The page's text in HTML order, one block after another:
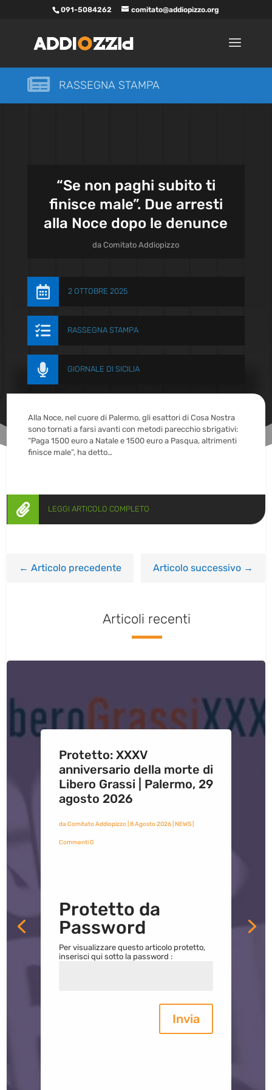
091-5084262 comitato@addiopizzo.org
 RASSEGNA STAMPA
“Se non paghi subito ti
finisce male”. Due arresti
alla Noce dopo le denunce
daComitato Addiopizzo
 2 OTTOBRE 2025
 RASSEGNA STAMPA
 GIORNALE DI SICILIA
Alla Noce, nel cuore di Palermo, gli esattori di Cosa Nostra
sono tornati a farsi avanti con metodi parecchio sbrigativi:
“Paga 1500 euro a Natale e 1500 euro a Pasqua, altrimenti
finisce male”, ha detto…
 LEGGI ARTICOLO COMPLETO
←Articolo precedente Articolo successivo→
Articoli recenti
Protetto: XXXV
anniversario della morte di
Libero Grassi | Palermo, 29
agosto 2026
da Comitato Addiopizzo| 8 Agosto 2026| NEWS|
Commenti 0
Protetto da
Password
Per visualizzare questo articolo protetto,
inserisci qui sotto la password :
Invia